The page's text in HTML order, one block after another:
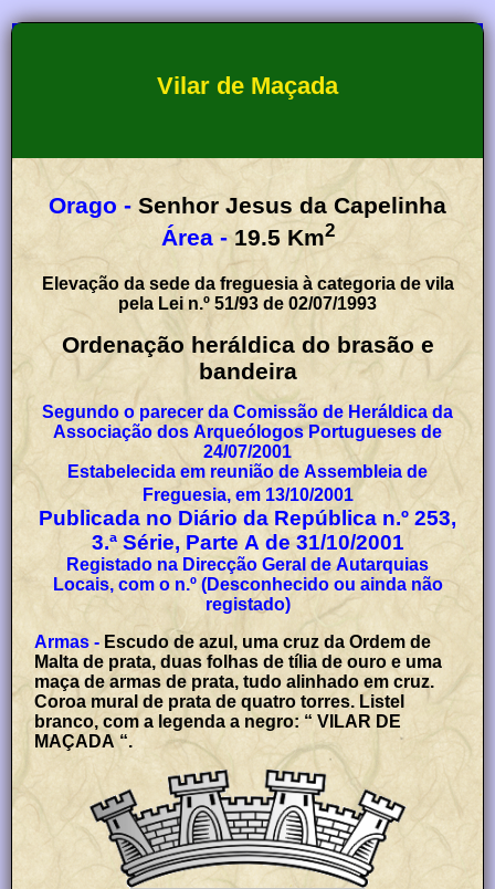
Vilar de Maçada
Orago - Senhor Jesus da Capelinha
Área - 19.5 Km2
Elevação da sede da freguesia à categoria de vila
pela Lei n.º 51/93 de 02/07/1993
Ordenação heráldica do brasão e
bandeira
Segundo o parecer da Comissão de Heráldica da
Associação dos Arqueólogos Portugueses de
24/07/2001
Estabelecida em reunião de Assembleia de
Freguesia, em 13/10/2001
Publicada no Diário da República n.º 253,
3.ª Série, Parte A de 31/10/2001
Registado na Direcção Geral de Autarquias
Locais, com o n.º (Desconhecido ou ainda não
registado)
Armas - Escudo de azul, uma cruz da Ordem de
Malta de prata, duas folhas de tília de ouro e uma
maça de armas de prata, tudo alinhado em cruz.
Coroa mural de prata de quatro torres. Listel
branco, com a legenda a negro: “ VILAR DE
MAÇADA “.